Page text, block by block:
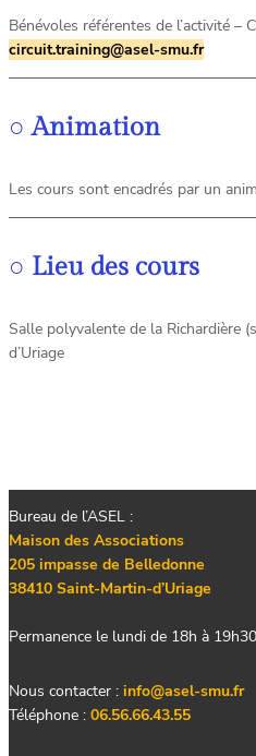
Bénévoles référentes de l’activité –
circuit.training@asel-smu.fr
○ Animation
Les cours sont encadrés par un
○ Lieu des cours
Salle polyvalente de la Richardière
d’Uriage
Bureau de l’ASEL :
Maison des Associations
205 impasse de Belledonne
38410 Saint-Martin-d’Uriage
Permanence le lundi de 18h à 19h30
Nous contacter : info@asel-smu.fr
Téléphone : 06.56.66.43.55